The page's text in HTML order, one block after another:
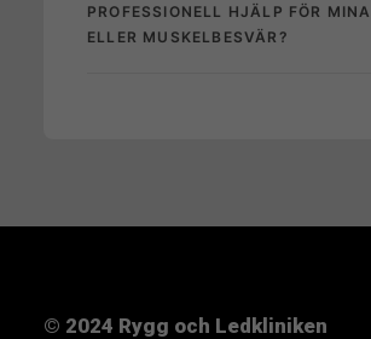
PROFESSIONELL HJÄLP FÖR
ELLER MUSKELBESVÄR?
© 2024 Rygg och Ledkliniken